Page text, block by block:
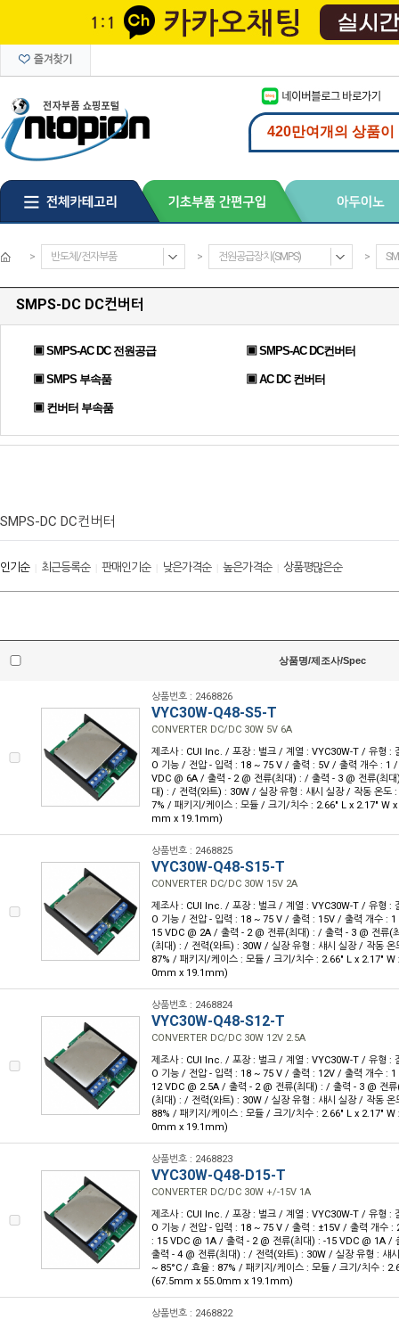
> 반도체/전자부품 > 전원공급장치(SMPS) >
SMPS-DC DC컨버터
▣ SMPS-AC DC 전원공급 ▣ SMPS-AC DC컨버터
▣ SMPS 부속품 ▣ AC DC 컨버터
▣ 컨버터 부속품
SMPS-DC DC컨버터
인기순| 최근등록순| 판매인기순| 낮은가격순| 높은가격순| 상품평많은순
상품명/제조사/Spec
상품번호 : 2468826
VYC30W-Q48-S5-T
CONVERTER DC/DC 30W 5V 6A
제조사 : CUI Inc. / 포장 : 벌크 / 계열 : VYC30W-T / 유형 :
O 기능 / 전압 - 입력 : 18 ~ 75 V / 출력 : 5V / 출력 개수 : 1
VDC @ 6A / 출력 - 2 @ 전류(최대) : / 출력 - 3 @ 전류(최
대) : / 전력(와트) : 30W / 실장 유형 : 섀시 실장 / 작동 온도
7% / 패키지/케이스 : 모듈 / 크기/치수 : 2.66" L x 2.17" W
mm x 19.1mm)
상품번호 : 2468825
VYC30W-Q48-S15-T
CONVERTER DC/DC 30W 15V 2A
제조사 : CUI Inc. / 포장 : 벌크 / 계열 : VYC30W-T / 유형 :
O 기능 / 전압 - 입력 : 18 ~ 75 V / 출력 : 15V / 출력 개수 :
15 VDC @ 2A / 출력 - 2 @ 전류(최대) : / 출력 - 3 @ 전류(
(최대) : / 전력(와트) : 30W / 실장 유형 : 섀시 실장 / 작동
87% / 패키지/케이스 : 모듈 / 크기/치수 : 2.66" L x 2.17"
0mm x 19.1mm)
상품번호 : 2468824
VYC30W-Q48-S12-T
CONVERTER DC/DC 30W 12V 2.5A
제조사 : CUI Inc. / 포장 : 벌크 / 계열 : VYC30W-T / 유형 :
O 기능 / 전압 - 입력 : 18 ~ 75 V / 출력 : 12V / 출력 개수 :
12 VDC @ 2.5A / 출력 - 2 @ 전류(최대) : / 출력 - 3 @ 전
(최대) : / 전력(와트) : 30W / 실장 유형 : 섀시 실장 / 작동
88% / 패키지/케이스 : 모듈 / 크기/치수 : 2.66" L x 2.17"
0mm x 19.1mm)
상품번호 : 2468823
VYC30W-Q48-D15-T
CONVERTER DC/DC 30W +/-15V 1A
제조사 : CUI Inc. / 포장 : 벌크 / 계열 : VYC30W-T / 유형 :
O 기능 / 전압 - 입력 : 18 ~ 75 V / 출력 : ±15V / 출력 개수 :
: 15 VDC @ 1A / 출력 - 2 @ 전류(최대) : -15 VDC @ 1A /
출력 - 4 @ 전류(최대) : / 전력(와트) : 30W / 실장 유형 : 섀
~ 85°C / 효율 : 87% / 패키지/케이스 : 모듈 / 크기/치수 :
(67.5mm x 55.0mm x 19.1mm)
상품번호 : 2468822